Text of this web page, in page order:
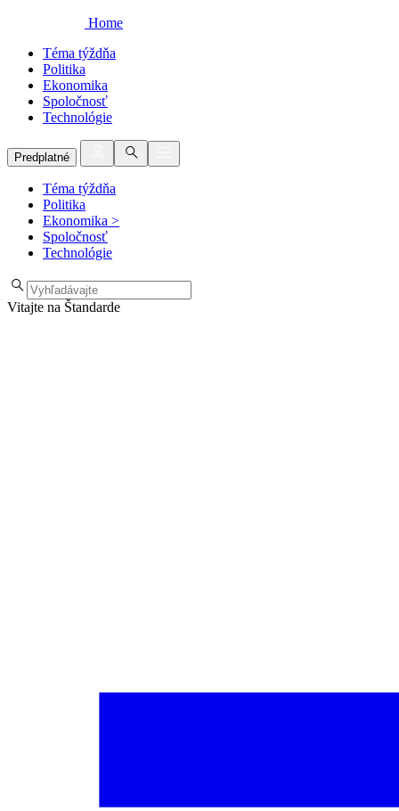
Home
Téma týždňa
Politika
Ekonomika
Spoločnosť
Technológie
Predplatné
Téma týždňa
Politika
Ekonomika >
Spoločnosť
Technológie
Vitajte na Štandarde